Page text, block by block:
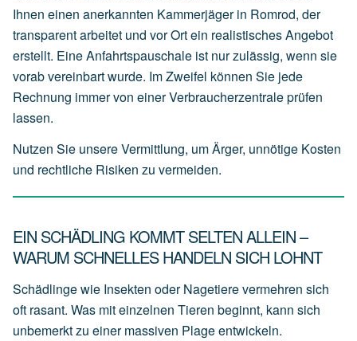
Ihnen einen anerkannten Kammerjäger in Romrod, der
transparent arbeitet und vor Ort ein realistisches Angebot
erstellt. Eine Anfahrtspauschale ist nur zulässig, wenn sie
vorab vereinbart wurde. Im Zweifel können Sie jede
Rechnung immer von einer Verbraucherzentrale prüfen
lassen.
Nutzen Sie unsere Vermittlung, um Ärger, unnötige Kosten
und rechtliche Risiken zu vermeiden.
EIN SCHÄDLING KOMMT SELTEN ALLEIN –
WARUM SCHNELLES HANDELN SICH LOHNT
Schädlinge wie Insekten oder Nagetiere vermehren sich
oft rasant. Was mit einzelnen Tieren beginnt, kann sich
unbemerkt zu einer massiven Plage entwickeln.